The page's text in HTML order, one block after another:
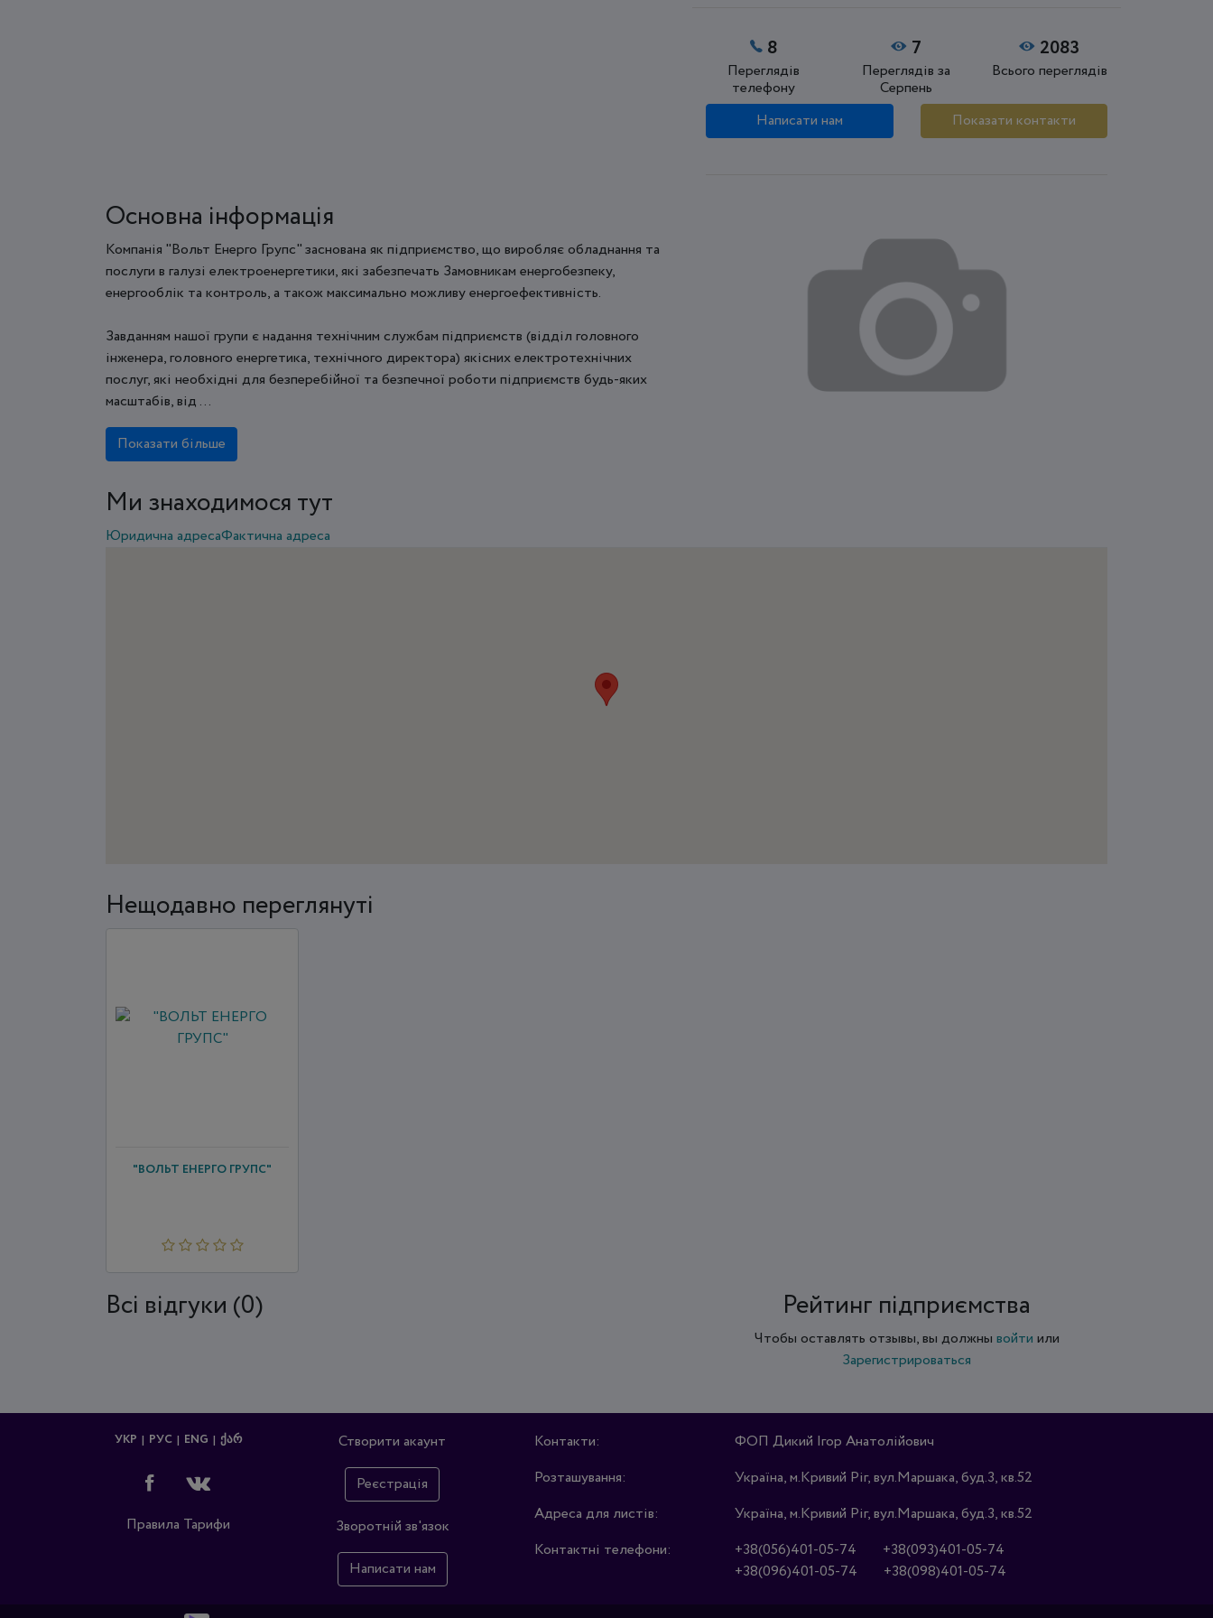
8
Переглядів
телефону
7
Переглядів за
Серпень
2083
Всього переглядів
Написати нам Показати контакти
Основна інформація
Компанія "Вольт Енерго Групс" заснована як підприємство, що виробляє обладнання та
послуги в галузі електроенергетики, які забезпечать Замовникам енергобезпеку,
енергооблік та контроль, а також максимально можливу енергоефективність.
Завданням нашої групи є надання технічним службам підприємств (відділ головного
інженера, головного енергетика, технічного директора) якісних електротехнічних
послуг, які необхідні для безперебійної та безпечної роботи підприємств будь-яких
масштабів, від ...
Показати більше
Ми знаходимося тут
Юридична адресаФактична адреса
Нещодавно переглянуті
"ВОЛЬТ ЕНЕРГО ГРУПС"
Всi відгуки (0) Рейтинг підприємства
Чтобы оставлять отзывы, вы должны войти или
Зарегистрироваться
УКР РУС ENG ᲥᲐᲠ
Правила Тарифи
Створити акаунт
Реєстрація
Зворотній зв'язок
Написати нам
Контакти:
ФОП Дикий Ігор Анатолійович
Розташування:
Україна, м.Кривий Ріг, вул.Маршака, буд.3, кв.52
Адреса для листів:
Україна, м.Кривий Ріг, вул.Маршака, буд.3, кв.52
Контактні телефони:
+38(056)401-05-74
+38(093)401-05-74
+38(096)401-05-74
+38(098)401-05-74